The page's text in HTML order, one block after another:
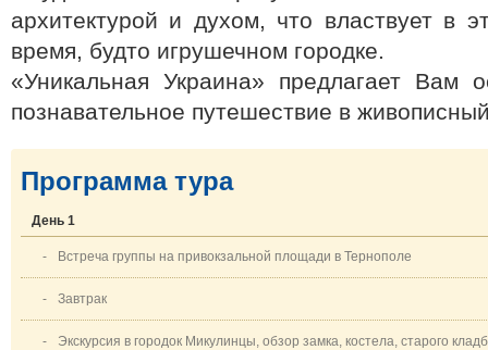
архитектурой и духом, что властвует в
время, будто игрушечном городке.
«Уникальная Украина» предлагает Вам
познавательное путешествие в
Программа тура
День 1
- Встреча группы на привокзальной площади в Тернополе
- Завтрак
- Экскурсия в городок Микулинцы, обзор замка, костела, старого